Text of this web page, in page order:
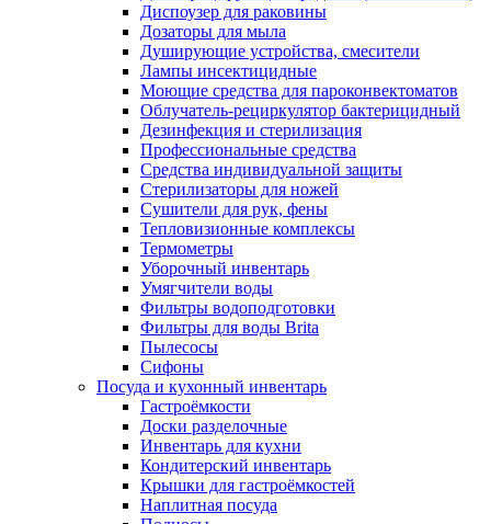
Диспоузер для раковины
Дозаторы для мыла
Душирующие устройства, смесители
Лампы инсектицидные
Моющие средства для пароконвектоматов
Облучатель-рециркулятор бактерицидный
Дезинфекция и стерилизация
Профессиональные средства
Средства индивидуальной защиты
Стерилизаторы для ножей
Сушители для рук, фены
Тепловизионные комплексы
Термометры
Уборочный инвентарь
Умягчители воды
Фильтры водоподготовки
Фильтры для воды Brita
Пылесосы
Сифоны
Посуда и кухонный инвентарь
Гастроёмкости
Доски разделочные
Инвентарь для кухни
Кондитерский инвентарь
Крышки для гастроёмкостей
Наплитная посуда